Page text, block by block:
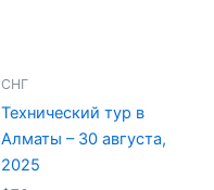
СНГ
Технический тур в
Алматы – 30 августа,
2025